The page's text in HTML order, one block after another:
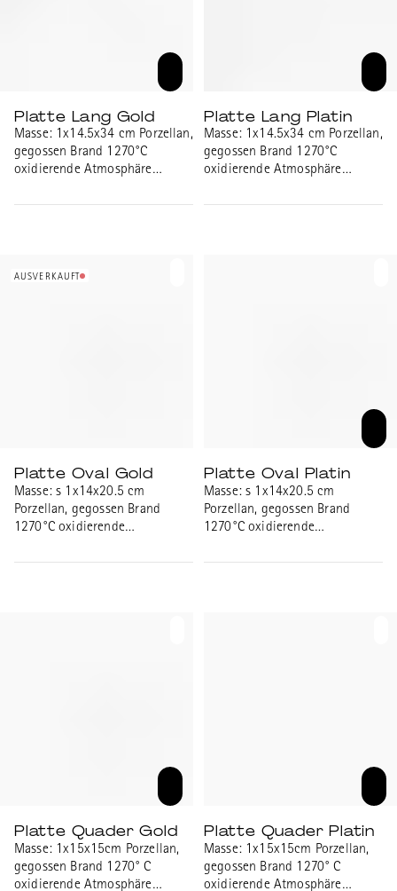
Platte Lang Gold
Masse: 1x14.5x34 cm Porzellan,
gegossen Brand 1270°C
oxidierende Atmosphäre
Goldrand
Platte Lang Platin
Masse: 1x14.5x34 cm Porzellan,
gegossen Brand 1270°C
oxidierende Atmosphäre
Platinrand
AUSVERKAUFT
Platte Oval Gold
Masse: s 1x14x20.5 cm
Porzellan, gegossen Brand
1270°C oxidierende
glänzend glasiert, Goldrand
Platte Oval Platin
Masse: s 1x14x20.5 cm
Porzellan, gegossen Brand
1270°C oxidierende
glänzend glasiert, Platinrand
Platte Quader Gold
Masse: 1x15x15cm Porzellan,
gegossen Brand 1270° C
oxidierende Atmosphäre
Platte Quader Platin
Masse: 1x15x15cm Porzellan,
gegossen Brand 1270° C
oxidierende Atmosphäre